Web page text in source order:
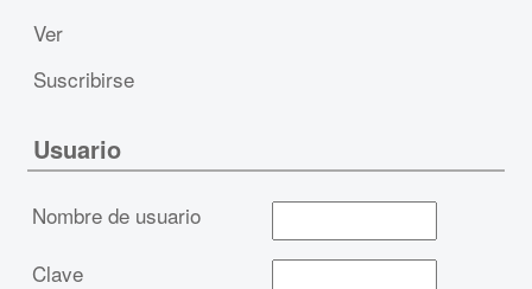
Ver
Suscribirse
Usuario
Nombre de usuario
Clave